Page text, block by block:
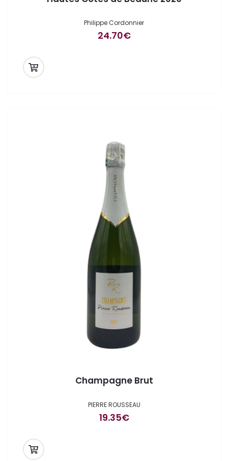
Philippe Cordonnier
24.70€
Champagne Brut
PIERRE ROUSSEAU
19.35€